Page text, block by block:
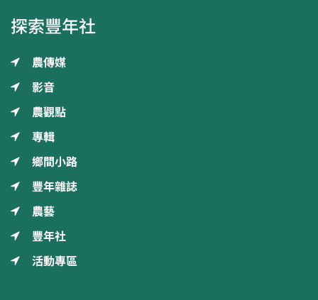
探索豐年社
農傳媒
影音
農觀點
專輯
鄉間小路
豐年雜誌
農藝
豐年社
活動專區